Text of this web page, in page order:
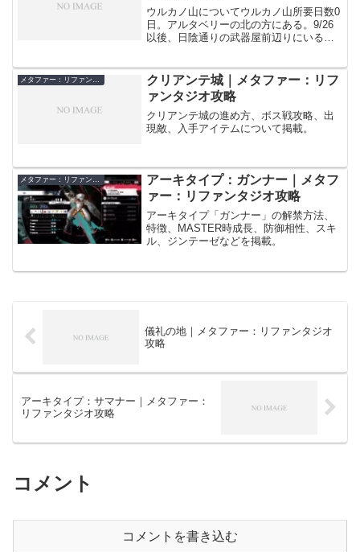
ウルカノ山についてウルカノ山所要日数0
日。アルタベリーの北の方にある。9/26
以後、日陰通りの武器屋前辺りにいる重
る。この依頼では、ウルカノ山にある錆
びついた大剣を入手す...
メタファー：リファンタジオ
クリアンテ城｜メタファー：リフ
ァンタジオ攻略
クリアンテ城の進め方、ボス戦攻略、出
現敵、入手アイテムについて掲載。
アーキタイプ：ガンナー｜メタフ
ァー：リファンタジオ攻略
アーキタイプ「ガンナー」の解禁方法、
特徴、MASTER時成長、防御相性、スキ
ル、ジンテーゼなどを掲載。
儀礼の地｜メタファー：リファンタジオ
攻略
アーキタイプ：サマナー｜メタファー：
リファンタジオ攻略
コメント
コメントを書き込む